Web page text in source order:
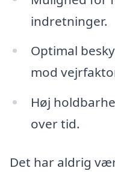
indretninger.
Optimal
mod
Høj
over tid.
Det har aldrig